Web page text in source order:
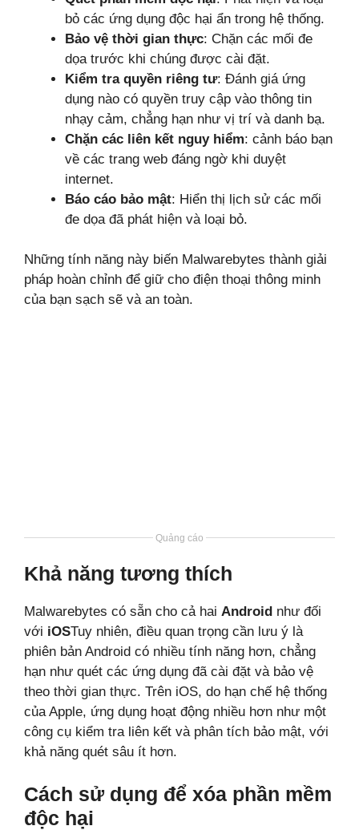
bỏ các ứng dụng độc hại ẩn trong hệ thống.
Bảo vệ thời gian thực: Chặn các mối đe
dọa trước khi chúng được cài đặt.
Kiểm tra quyền riêng tư: Đánh giá ứng
dụng nào có quyền truy cập vào thông tin
nhạy cảm, chẳng hạn như vị trí và danh bạ.
Chặn các liên kết nguy hiểm: cảnh báo bạn
về các trang web đáng ngờ khi duyệt
internet.
Báo cáo bảo mật: Hiển thị lịch sử các mối
đe dọa đã phát hiện và loại bỏ.
Những tính năng này biến Malwarebytes thành giải
pháp hoàn chỉnh để giữ cho điện thoại thông minh
của bạn sạch sẽ và an toàn.
Quảng cáo
Khả năng tương thích
Malwarebytes có sẵn cho cả hai Android như đối
với iOSTuy nhiên, điều quan trọng cần lưu ý là
phiên bản Android có nhiều tính năng hơn, chẳng
hạn như quét các ứng dụng đã cài đặt và bảo vệ
theo thời gian thực. Trên iOS, do hạn chế hệ thống
của Apple, ứng dụng hoạt động nhiều hơn như một
công cụ kiểm tra liên kết và phân tích bảo mật, với
khả năng quét sâu ít hơn.
Cách sử dụng để xóa phần mềm
độc hại